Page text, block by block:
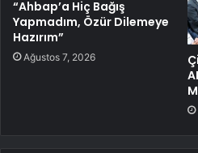
“Ahbap’a Hiç Bağış
Yapmadım, Özür Dilemeye
Hazırım”
Ağustos 7, 2026